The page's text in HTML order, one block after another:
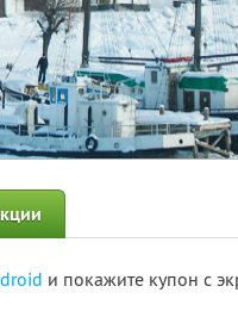
и покажите купон с